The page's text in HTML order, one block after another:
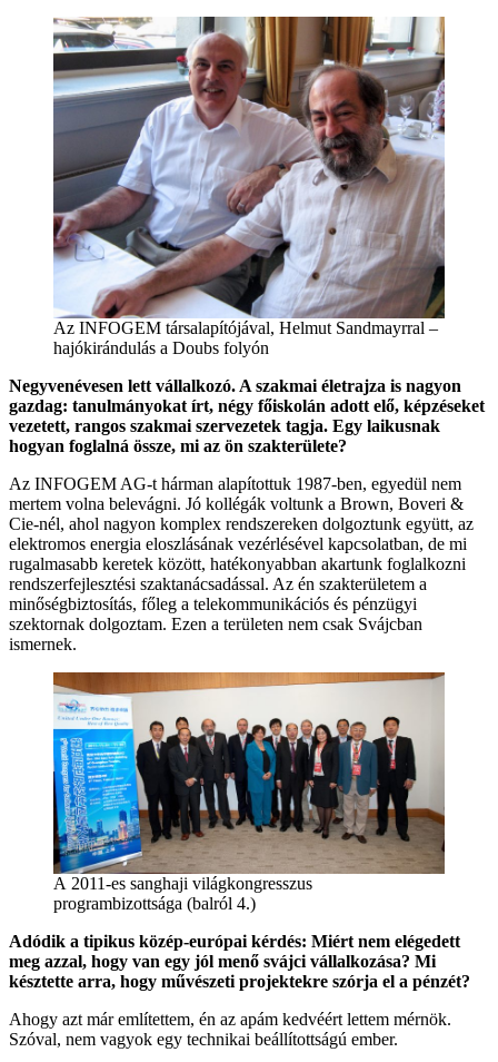
Az INFOGEM társalapítójával, Helmut Sandmayrral –
hajókirándulás a Doubs folyón
Negyvenévesen lett vállalkozó. A szakmai életrajza is nagyon
gazdag: tanulmányokat írt, négy főiskolán adott elő, képzéseket
vezetett, rangos szakmai szervezetek tagja. Egy laikusnak
hogyan foglalná össze, mi az ön szakterülete?
Az INFOGEM AG-t hárman alapítottuk 1987-ben, egyedül nem
mertem volna belevágni. Jó kollégák voltunk a Brown, Boveri &
Cie-nél, ahol nagyon komplex rendszereken dolgoztunk együtt, az
elektromos energia eloszlásának vezérlésével kapcsolatban, de mi
rugalmasabb keretek között, hatékonyabban akartunk foglalkozni
rendszerfejlesztési szaktanácsadással. Az én szakterületem a
minőségbiztosítás, főleg a telekommunikációs és pénzügyi
szektornak dolgoztam. Ezen a területen nem csak Svájcban
ismernek.
A 2011-es sanghaji világkongresszus
programbizottsága (balról 4.)
Adódik a tipikus közép-európai kérdés: Miért nem elégedett
meg azzal, hogy van egy jól menő svájci vállalkozása? Mi
késztette arra, hogy művészeti projektekre szórja el a pénzét?
Ahogy azt már említettem, én az apám kedvéért lettem mérnök.
Szóval, nem vagyok egy technikai beállítottságú ember.